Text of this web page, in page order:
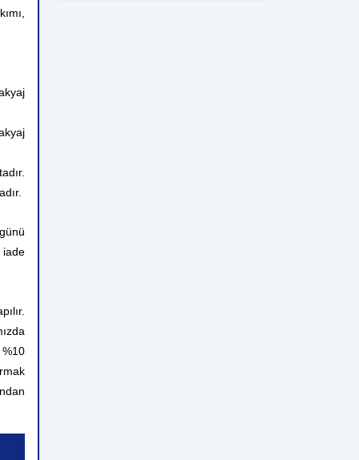
.
iade